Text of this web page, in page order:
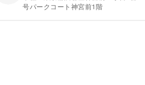
号パークコート神宮前1階